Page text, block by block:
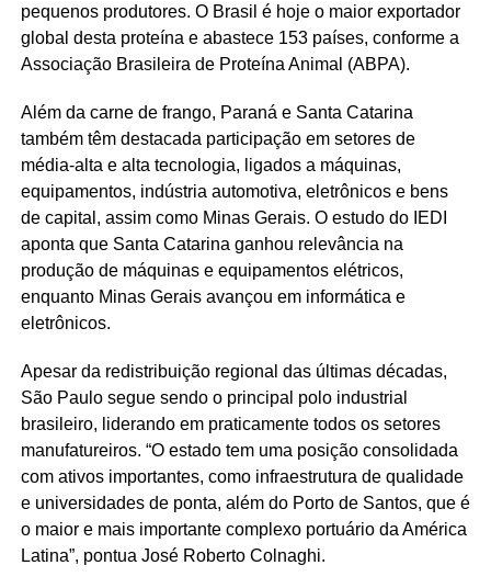
pequenos produtores. O Brasil é hoje o maior exportador
global desta proteína e abastece 153 países, conforme a
Associação Brasileira de Proteína Animal (ABPA).
Além da carne de frango, Paraná e Santa Catarina
também têm destacada participação em setores de
média-alta e alta tecnologia, ligados a máquinas,
equipamentos, indústria automotiva, eletrônicos e bens
de capital, assim como Minas Gerais. O estudo do IEDI
aponta que Santa Catarina ganhou relevância na
produção de máquinas e equipamentos elétricos,
enquanto Minas Gerais avançou em informática e
eletrônicos.
Apesar da redistribuição regional das últimas décadas,
São Paulo segue sendo o principal polo industrial
brasileiro, liderando em praticamente todos os setores
manufatureiros. “O estado tem uma posição consolidada
com ativos importantes, como infraestrutura de qualidade
e universidades de ponta, além do Porto de Santos, que é
o maior e mais importante complexo portuário da América
Latina”, pontua José Roberto Colnaghi.